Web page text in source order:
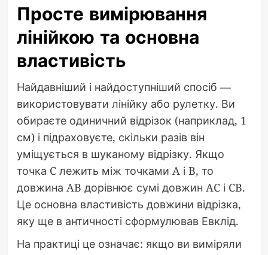
Просте вимірювання
лінійкою та основна
властивість
Найдавніший і найдоступніший спосіб —
використовувати лінійку або рулетку. Ви
обираєте одиничний відрізок (наприклад, 1
см) і підраховуєте, скільки разів він
уміщується в шуканому відрізку. Якщо
точка C лежить між точками A і B, то
довжина AB дорівнює сумі довжин AC і CB.
Це основна властивість довжини відрізка,
яку ще в античності сформулював Евклід.
На практиці це означає: якщо ви виміряли